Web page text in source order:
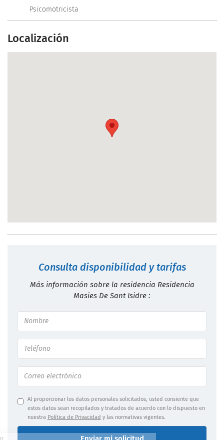
Psicomotricista
Localización
Consulta disponibilidad y tarifas
Más información sobre la residencia Residencia
Masies De Sant Isidre :
Al proporcionar los datos personales solicitados, usted consiente que
estos datos sean recopilados y tratados de acuerdo con lo dispuesto en
nuestra Política de Privacidad y las normativas vigentes.